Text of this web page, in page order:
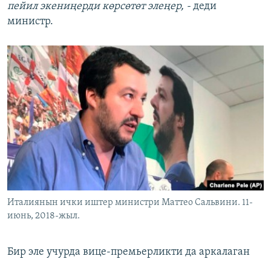
пейил экениңерди көрсөтөт элеңер, - деди
министр.
Италиянын ички иштер министри Маттео Сальвини. 11-
июнь, 2018-жыл.
Бир эле учурда вице-премьерликти да аркалаган